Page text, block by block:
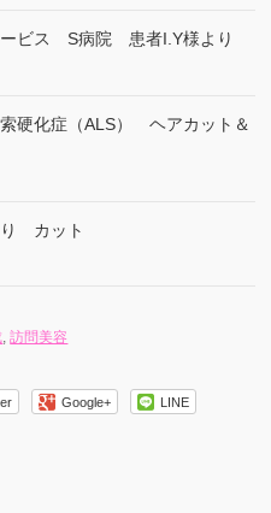
ービス S病院 患者I.Y様より
硬化症（ALS） ヘアカット＆
り カット
,訪問美容
Google+ LINE